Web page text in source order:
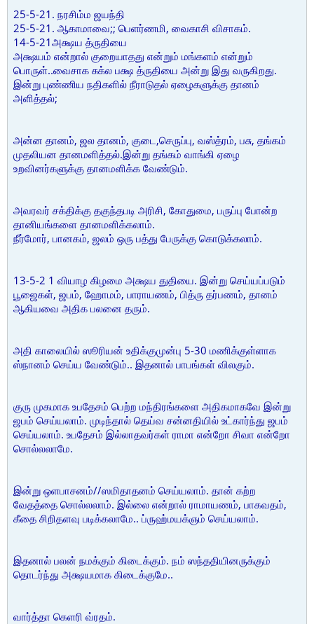
25-5-21. நரசிம்ம ஜயந்தி
25-5-21. ஆகாமாவை;; பெளர்ணமி, வைகாசி விசாகம்.
14-5-21அக்ஷய த்ருதியை
அக்ஷயம் என்றால் குறையாதது என்றும் மங்களம் என்றும்
பொருள்..வைசாக சுக்ல பக்ஷ த்ருதியை அன்று இது வருகிறது.
இன்று புண்ணிய நதிகளில் நீராடுதல் ஏழைகளுக்கு தானம்
அளித்தல்;
அன்ன தானம், ஜல தானம், குடை,செருப்பு, வஸ்த்ரம், பசு, தங்கம்
முதலியன தானமளித்தல்.இன்று தங்கம் வாங்கி ஏழை
உறவினர்களுக்கு தானமளிக்க வேண்டும்.
அவரவர் சக்திக்கு தகுந்தபடி அரிசி, கோதுமை, பருப்பு போன்ற
தானியங்களை தானமளிக்கலாம்.
நீர்மோர், பானகம், ஜலம் ஒரு பத்து பேருக்கு கொடுக்கலாம்.
13-5-2 1 வியாழ கிழமை அக்ஷய துதியை. இன்று செய்யப்படும்
பூஜைகள், ஜபம், ஹோமம், பாராயணம், பித்ரு தர்பணம், தானம்
ஆகியவை அதிக பலனை தரும்.
அதி காலையில் ஸூரியன் உதிக்குமுன்பு 5-30 மணிக்குள்ளாக
ஸ்நானம் செய்ய வேண்டும்.. இதனால் பாபங்கள் விலகும்.
குரு முகமாக உபதேசம் பெற்ற மந்திரங்களை அதிகமாகவே இன்று
ஜபம் செய்யலாம். முடிந்தால் தெய்வ சன்னதியில் உட்கார்ந்து ஜபம்
செய்யலாம். உபதேசம் இல்லாதவர்கள் ராமா என்றோ சிவா என்றோ
சொல்லலாமே.
இன்று ஒளபாசனம்//ஸமிதாதனம் செய்யலாம். தான் கற்ற
வேதத்தை சொல்லலாம். இல்லை என்றால் ராமாயணம், பாகவதம்,
கீதை சிறிதளவு படிக்கலாமே.. ப்ருஹ்மயக்ஞம் செய்யலாம்.
இதனால் பலன் நமக்கும் கிடைக்கும். நம் ஸந்ததியினருக்கும்
தொடர்ந்து அக்ஷயமாக கிடைக்குமே..
வார்த்தா கெளரி வ்ரதம்.